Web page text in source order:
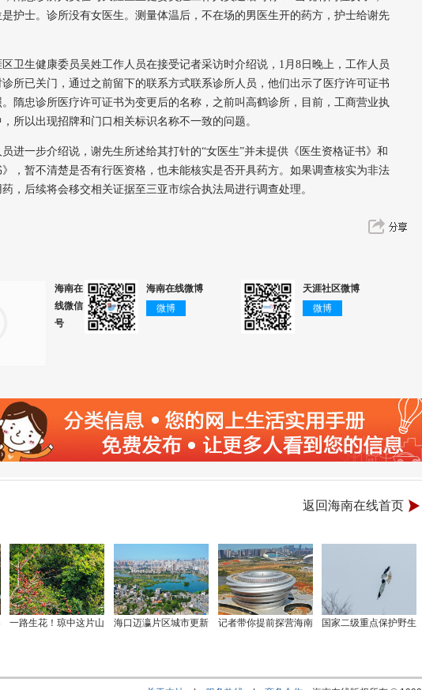
护士。诊所没有女医生。测量体温后，不在场的男医生开的药方，护士给谢先
生健康委员吴姓工作人员在接受记者采访时介绍说，1月8日晚上，工作人员
所已关门，通过之前留下的联系方式联系诊所人员，他们出示了医疗许可证书
隋忠诊所医疗许可证书为变更后的名称，之前叫高鹤诊所，目前，工商营业执
所以出现招牌和门口相关标识名称不一致的问题。
一步介绍说，谢先生所述给其打针的“女医生”并未提供《医生资格证书》和
》，暂不清楚是否有行医资格，也未能核实是否开具药方。如果调查核实为非法
，后续将会移交相关证据至三亚市综合执法局进行调查处理。
海南在
线微信
号
海南在线微博
微博
天涯社区微博
微博
返回海南在线首页
一路生花！琼中这片山 海口迈瀛片区城市更新 记者带你提前探营海南 国家二级重点保护野生